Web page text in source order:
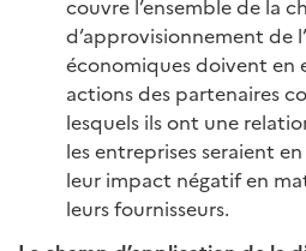
couvre l’ensemble de la
d’approvisionnement de
économiques doivent en
actions des partenaires
lesquels ils ont une
les entreprises seraient
leur impact négatif en
leurs fournisseurs.